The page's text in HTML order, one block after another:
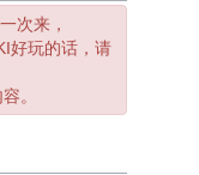
次来，
好玩的话，请
。